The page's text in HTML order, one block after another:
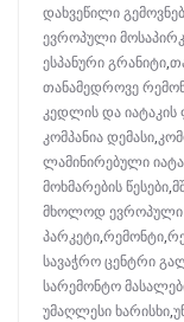
დახვეწილი
ევროპული
ესპანური გრანიტი,
თანამედროვე
კედლის და
კომპანია დემასი,
ლამინირებული
მოხმარების წესები,
მხოლოდ ევროპული
პარკეტი,რემონტი,
სავაჭრო ცენტრი
სარემონტო
უმაღლესი ხარისხი,